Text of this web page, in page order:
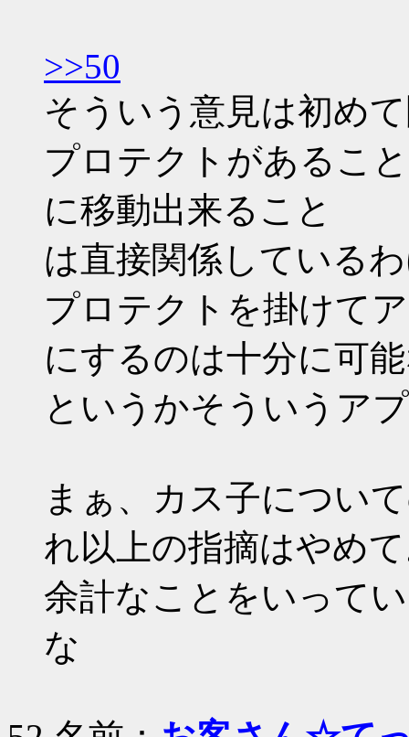
>>50
そういう意見は初め
プロテクトがあるこ
に移動出来ること
は直接関係している
プロテクトを掛けて
にするのは十分に可
というかそういうア
まぁ、カス子につい
れ以上の指摘はやめ
余計なことをいって
な